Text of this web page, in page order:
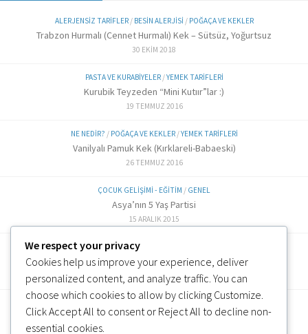
ALERJENSIZ TARIFLER/ BESIN ALERJISI / POĞAÇA VE KEKLER
Trabzon Hurmalı (Cennet Hurmalı) Kek – Sütsüz, Yoğurtsuz
30 EKIM 2018
PASTA VE KURABIYELER/YEMEK TARIFLERI
Kurubik Teyzeden “Mini Kutıır”lar :)
19 TEMMUZ 2016
NE NEDIR? / POĞAÇA VE KEKLER/YEMEK TARIFLERI
Vanilyalı Pamuk Kek (Kırklareli-Babaeski)
26 TEMMUZ 2016
ÇOCUK GELIŞIMI - EĞITIM / GENEL
Asya’nın 5 Yaş Partisi
15 ARALIK 2015
ALTERNATIF TARIFLER
Labne Peynir Yapımı (6 ve üzeri)
3 OCAK 2019
We respect your privacy
Cookies help us improve your experience, deliver
personalized content, and analyze traffic. You can
choose which cookies to allow by clicking Customize
ClickAccept All to consent or Reject All to decline non-
essential cookies.